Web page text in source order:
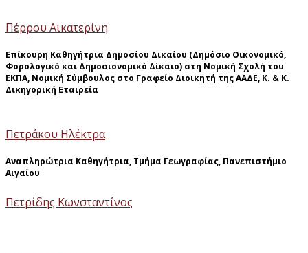
Πέρρου Αικατερίνη
Επίκουρη Καθηγήτρια Δημοσίου Δικαίου (Δημόσιο Οικονομικό,
Φορολογικό και Δημοσιονομικό Δίκαιο) στη Νομική Σχολή του
ΕΚΠΑ, Νομική Σύμβουλος στο Γραφείο Διοικητή της ΑΑΔΕ, Κ. & Κ.
Δικηγορική Εταιρεία
Πετράκου Ηλέκτρα
Αναπληρώτρια Καθηγήτρια, Τμήμα Γεωγραφίας, Πανεπιστήμιο
Αιγαίου
Πετρίδης Κωνσταντίνος